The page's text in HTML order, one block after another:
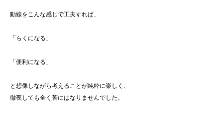
動線をこんな感じで工夫すれば、
「らくになる」
「便利になる」
と想像しながら考えることが純粋に楽しく、
徹夜しても全く苦にはなりませんでした。